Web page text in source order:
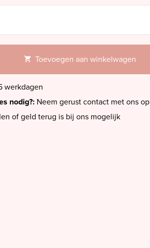
Toevoegen aan winkelwagen
werkdagen
nodig?: Neem gerust contact met ons op
of geld terug is bij ons mogelijk